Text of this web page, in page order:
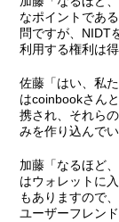
なポイントであ
問ですが、NIDT
利用する権利は
佐藤「はい、私
はcoinbookさん
携され、それら
みを作り込んでい
加藤「なるほど
はウォレットに
もありますので
ユーザーフレン